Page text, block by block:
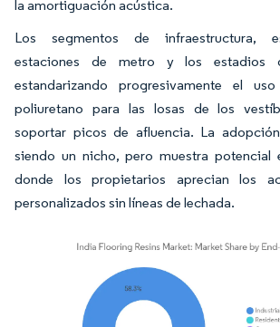
la amortiguación acústica.
Los segmentos de infraestructura,
estaciones de metro y los estadios
estandarizando progresivamente el
poliuretano para las losas de los
soportar picos de afluencia. La
siendo un nicho, pero muestra potencial
donde los propietarios aprecian los
personalizados sin líneas de lechada.